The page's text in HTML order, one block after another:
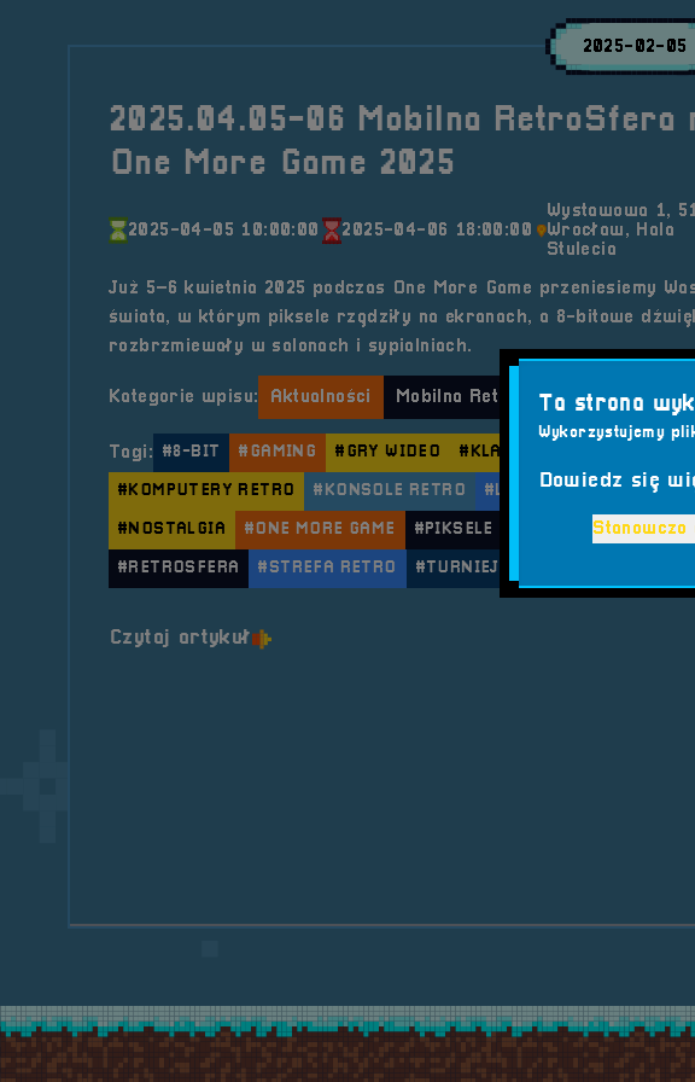
2025-02-05
2025.04.05-06 Mobilna RetroSfera
One More Game 2025
2025-04-05 10:00:00 2025-04-06 18:00:00
Wystawowa 1,
Wrocław, Hala
Stulecia
Już 5–6 kwietnia 2025 podczas One More Game przeniesiemy
świata, w którym piksele rządziły na ekranach, a 8-bitowe
rozbrzmiewały w salonach i sypialniach.
Kategorie wpisu: Aktualności Mobilna RetroSfera
Tagi: #8-BIT #GAMING #GRY WIDEO #KLASYCZNE GRY
#KOMPUTERY RETRO #KONSOLE RETRO #LATA 80 #LATA 90
#NOSTALGIA #ONE MORE GAME #PIKSELE #RETRO GAMING
#RETROSFERA #STREFA RETRO #TURNIEJE GIER
Czytaj artykuło tytule 2025.04.05-06 Mobilna RetroSfera
Ta strona
Wykorzystujemy
Dowiedz się
Stanowczo